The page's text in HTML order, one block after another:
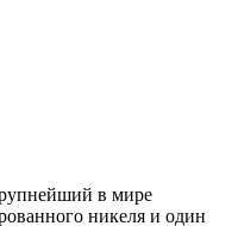
в мире
никеля и один